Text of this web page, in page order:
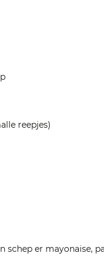
reepjes)
schep er mayonaise,